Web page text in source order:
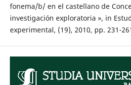
fonema/b/ en el castellano de
investigación exploratoria », in
experimental, (19), 2010, pp. 231-